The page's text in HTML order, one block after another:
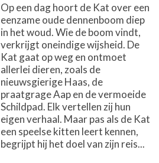
Op een dag hoort de Kat over een
eenzame oude dennenboom diep
in het woud. Wie de boom vindt,
verkrijgt oneindige wijsheid. De
Kat gaat op weg en ontmoet
allerlei dieren, zoals de
nieuwsgierige Haas, de
praatgrage Aap en de vermoeide
Schildpad. Elk vertellen zij hun
eigen verhaal. Maar pas als de Kat
een speelse kitten leert kennen,
begrijpt hij het doel van zijn reis...